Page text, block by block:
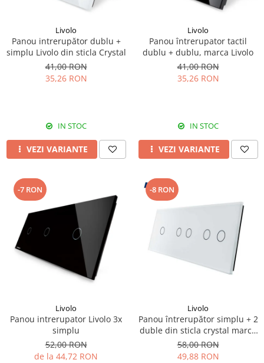
Livolo
Panou intrerupător dublu +
simplu Livolo din sticla Crystal
41,00 RON
35,26 RON
IN STOC
VEZI VARIANTE
Livolo
Panou întrerupator tactil
dublu + dublu, marca Livolo
41,00 RON
35,26 RON
IN STOC
VEZI VARIANTE
-7 RON
Livolo
Panou intrerupator Livolo 3x
simplu
52,00 RON
de la 44,72 RON
-8 RON
Livolo
Panou întrerupător simplu + 2
duble din sticla crystal marca
Livolo
58,00 RON
49,88 RON